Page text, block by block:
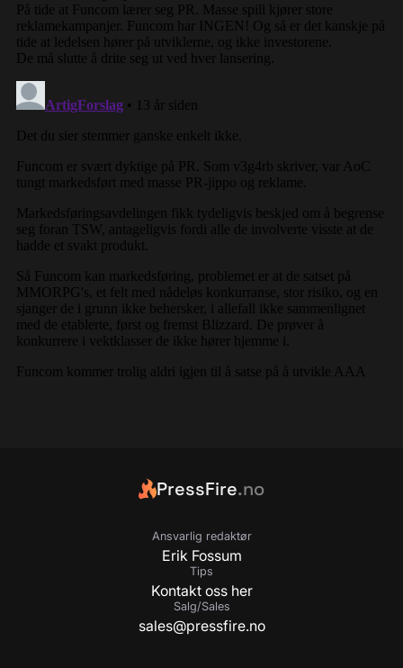
PressFire.no
Ansvarlig redaktør
Erik Fossum
Tips
Kontakt oss her
Salg/Sales
sales@pressfire.no